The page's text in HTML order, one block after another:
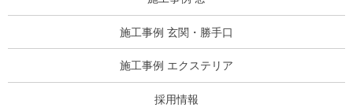
施工事例 玄関・勝手口
施工事例 エクステリア
採用情報